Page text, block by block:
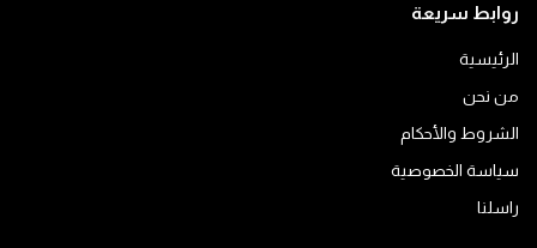
روابط سريعة
الرئيسية
من نحن
الشروط والأحكام
سياسة الخصوصية
راسلنا